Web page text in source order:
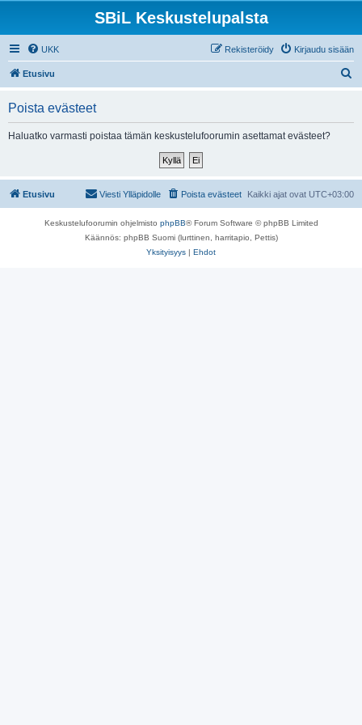
SBiL Keskustelupalsta
UKK Kirjaudu sisään
Rekisteröidy
Etusivu
Poista evästeet
Haluatko varmasti poistaa tämän keskustelufoorumin asettamat evästeet?
Etusivu Kaikki ajat ovat UTC+03:00
Poista evästeet
Viesti Ylläpidolle
Keskustelufoorumin ohjelmisto phpBB® Forum Software © phpBB Limited
Käännös: phpBB Suomi (lurttinen, harritapio, Pettis)
Yksityisyys | Ehdot